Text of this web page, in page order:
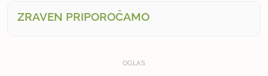
ZRAVEN PRIPOROČAMO
OGLAS